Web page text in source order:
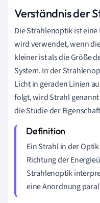
Verständnis der
Die Strahlenoptik ist
wird verwendet, wenn
kleiner ist als die Größe
System. In der
Licht in geraden Linien
folgt, wird Strahl
die Studie der
Ein Strahl in der
Richtung der
Strahlenoptik
eine Anordnung